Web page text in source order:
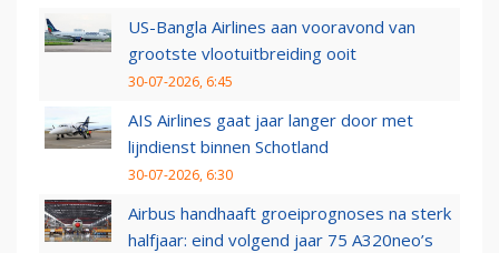
US-Bangla Airlines aan vooravond van
grootste vlootuitbreiding ooit
30-07-2026, 6:45
AIS Airlines gaat jaar langer door met
lijndienst binnen Schotland
30-07-2026, 6:30
Airbus handhaaft groeiprognoses na sterk
halfjaar: eind volgend jaar 75 A320neo’s